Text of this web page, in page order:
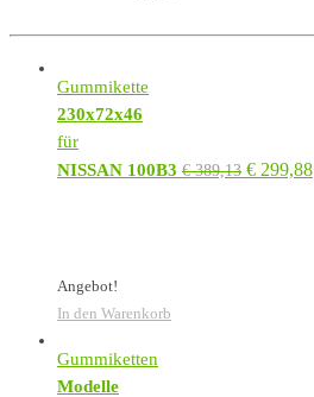
Gummikette
230x72x46
für
NISSAN 100B3 €389,13 € 299,88
Angebot!
In den Warenkorb
Gummiketten
Modelle